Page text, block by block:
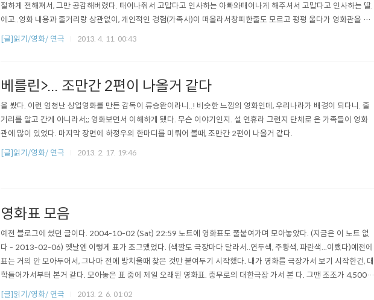
절하게 전해져서, 그만 공감해버렸다. 태어나줘서 고맙다고 인사하는 아빠와태어나게 해주셔서 고맙다고 인사하는 딸.
에고..영화 내용과 줄거리랑 상관없이, 개인적인 경험(가족사)이 떠올라서창피한줄도 모르고 펑펑 울다가 영화관을 나
왔다. 서로가 서로에게 "선물"인데,편하다는 이유로, 제일 잘 안다는 이유로편하게 대하고, 쉽게 대하게 되는게 가족이
[글]읽기/영화/ 연극 2013. 4. 11. 00:43
베를린>... 조만간 2편이 나올거 같다
을 봤다. 이런 엄청난 상업영화를 만든 감독이 류승완이라니..! 비슷한 느낌의 영화인데, 우리나라가 배경이 되다니. 줄
거리를 알고 간게 아니라서;; 영화보면서 이해하게 됐다. 무슨 이야기인지. 설 연휴라 그런지 단체로 온 가족들이 영화
관에 많이 있었다. 마지막 장면에 하정우의 한마디를 미뤄어 볼때, 조만간 2편이 나올거 같다.
[글]읽기/영화/ 연극
2013. 2. 17. 19:46
영화표 모음
예전 블로그에 썼던 글이다. 2004-10-02 (Sat) 22:59 노트에 영화표도 풀붙여가며 모아놓았다. (지금은 이 노트 없
다 - 2013-02-06) 옛날엔 이렇게 표가 조그맸었다. (색깔도 극장마다 달라서..연두색, 주황색, 파란색...이랬다)예전에
표는 거의 안 모아두어서, 그나마 전에 방치울때 찾은 것만 붙여두기 시작했다. 내가 영화를 극장가서 보기 시작한건, 대
학들어가서부터 본거 같다. 모아놓은 표 중에 제일 오래된 영화표. 충무로의 대한극장 가서 본 다. 그땐 조조가 4,500원
이었다. 일반은 5000원이었다. 내가 아끼는 영화 ..이게 98년이었는데 이때까지만 해도 표가 이렇게 나왔었네.(그러고
[글]읽기/영화/ 연극 2013. 2. 6. 01:02